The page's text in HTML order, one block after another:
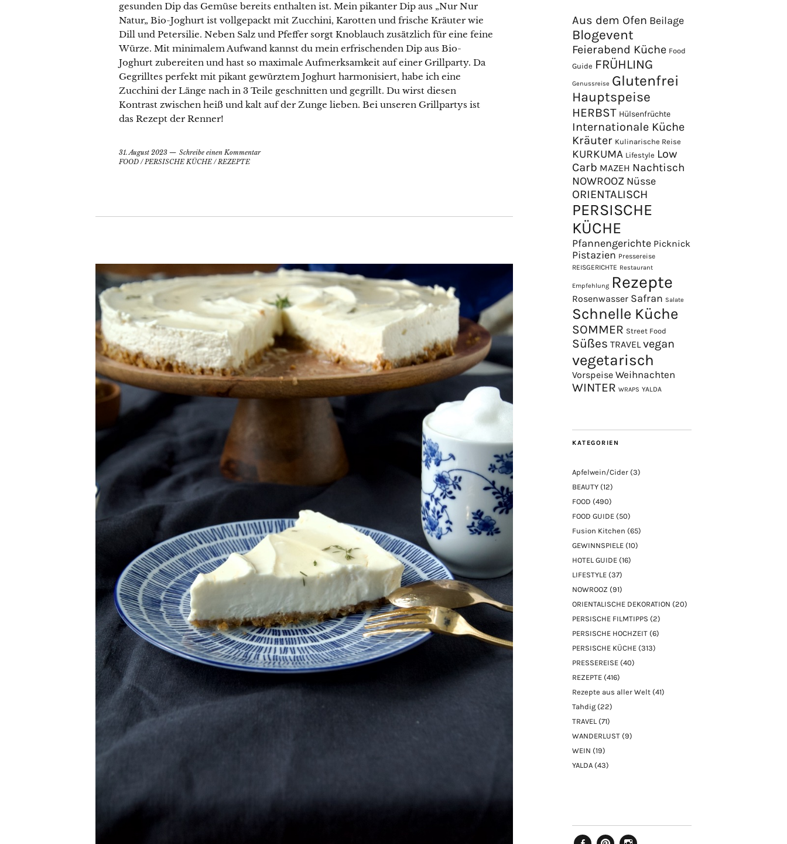
gesunden Dip das Gemüse bereits enthalten ist. Mein pikanter Dip aus „Nur Nur
Natur„ Bio-Joghurt ist vollgepackt mit Zucchini, Karotten und frische Kräuter wie
Dill und Petersilie. Neben Salz und Pfeffer sorgt Knoblauch zusätzlich für eine feine
Würze. Mit minimalem Aufwand kannst du mein erfrischenden Dip aus Bio-
Joghurt zubereiten und hast so maximale Aufmerksamkeit auf einer Grillparty. Da
Gegrilltes perfekt mit pikant gewürztem Joghurt harmonisiert, habe ich eine
Zucchini der Länge nach in 3 Teile geschnitten und gegrillt. Du wirst diesen
Kontrast zwischen heiß und kalt auf der Zunge lieben. Bei unseren Grillpartys ist
das Rezept der Renner!
31. August 2023
Schreibe einen Kommentar
FOOD /PERSISCHE KÜCHE /REZEPTE
Aus dem Ofen Beilage
Blogevent
Feierabend Küche Food
Guide FRÜHLING
Genussreise Glutenfrei
Hauptspeise
HERBST Hülsenfrüchte
Internationale Küche
Kräuter Kulinarische Reise
KURKUMA Lifestyle Low
Carb MAZEH Nachtisch
NOWROOZ Nüsse
ORIENTALISCH
PERSISCHE
KÜCHE
Pfannengerichte Picknick
Pistazien Pressereise
REISGERICHTE Restaurant
Empfehlung Rezepte
Rosenwasser Safran Salate
Schnelle Küche
SOMMER Street Food
Süßes TRAVEL vegan
vegetarisch
Vorspeise Weihnachten
WINTER WRAPS YALDA
KATEGORIEN
Apfelwein/Cider (3)
BEAUTY (12)
FOOD (490)
FOOD GUIDE (50)
Fusion Kitchen (65)
GEWINNSPIELE (10)
HOTEL GUIDE (16)
LIFESTYLE (37)
NOWROOZ (91)
ORIENTALISCHE DEKORATION (20)
PERSISCHE FILMTIPPS (2)
PERSISCHE HOCHZEIT (6)
PERSISCHE KÜCHE (313)
PRESSEREISE (40)
REZEPTE (416)
Rezepte aus aller Welt (41)
Tahdig (22)
TRAVEL (71)
WANDERLUST (9)
WEIN (19)
YALDA (43)
Mit meinem Newsletter bist du 1–2 Mal pro Woche
ganz nah dran an meinen neuesten Rezepten,
erhältst Tipps für den Alltag in der Küche, reichlich
kulinarische Inspiration und Infos über Aktionen &
Gewinnspiele
Datenschutzerklärung